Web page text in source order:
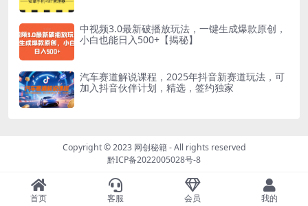
中视频3.0最新破播放玩法，一键生成爆款原创，
小白也能日入500+【揭秘】
汽车赛道解说课程，2025年抖音新赛道玩法，可
加入抖音伙伴计划，精选，签约独家
Copyright © 2023 网创秘籍- All rights reserved
黔ICP备2022005028号-8
首页 客服 会员 我的